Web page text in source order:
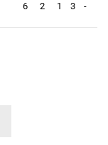
6 2 1 3 -